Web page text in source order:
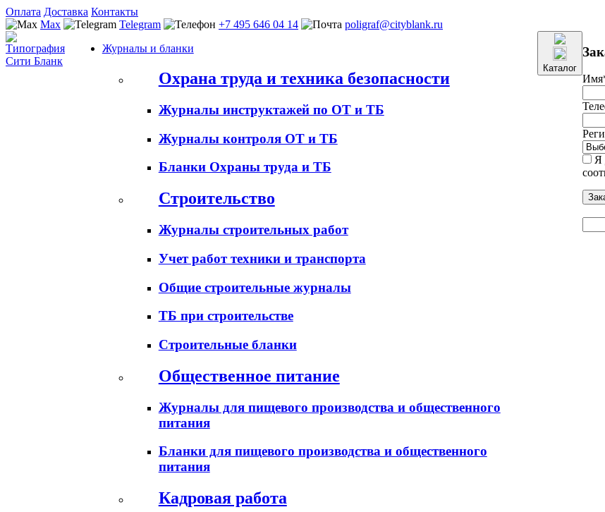
Оплата Доставка Контакты
Max
Telegram +7 495 646 04 14
poligraf@cityblank.ru
Журналы и бланки
Охрана труда и техника безопасности
Журналы инструктажей по ОТ и ТБ
Журналы контроля ОТ и ТБ
Бланки Охраны труда и ТБ
Строительство
Журналы строительных работ
Учет работ техники и транспорта
Общие строительные журналы
ТБ при строительстве
Строительные бланки
Общественное питание
Журналы для пищевого производства и общественного
питания
Бланки для пищевого производства и общественного
питания
Кадровая работа
Каталог
Имя
Я